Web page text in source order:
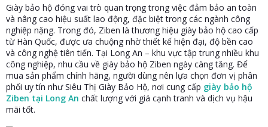
r
Giày bảo hộ đóng vai trò quan trọng trong việc đảm bảo an toàn
và nâng cao hiệu suất lao động, đặc biệt trong các ngành công
nghiệp nặng. Trong đó, Ziben là thương hiệu giày bảo hộ cao cấp
từ Hàn Quốc, được ưa chuộng nhờ thiết kế hiện đại, độ bền cao
và công nghệ tiên tiến. Tại Long An – khu vực tập trung nhiều khu
công nghiệp, nhu cầu về giày bảo hộ Ziben ngày càng tăng. Để
mua sản phẩm chính hãng, người dùng nên lựa chọn đơn vị phân
phối uy tín như Siêu Thị Giày Bảo Hộ, nơi cung cấp giày bảo hộ
Ziben tại Long An chất lượng với giá cạnh tranh và dịch vụ hậu
mãi tốt.